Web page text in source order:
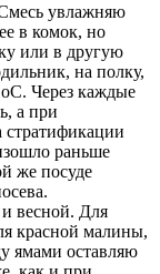
увлажняю
в комок, но
или в другую
на полку,
оС. Через каждые
а при
стратификации
раньше
же посуде
весной. Для
красной малины,
ямами оставляю